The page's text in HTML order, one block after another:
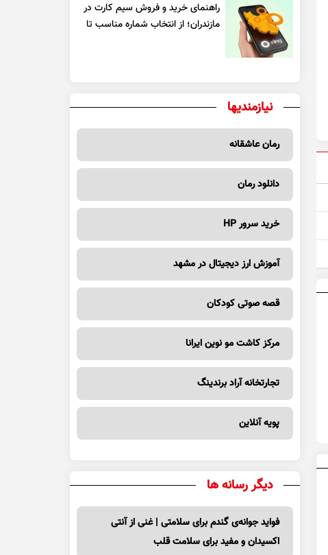
راهنمای خرید و فروش سیم کارت در
مازندران؛ از انتخاب شماره مناسب تا
نیازمندیها
رمان عاشقانه
دانلود رمان
خرید سرور HP
آموزش ارز دیجیتال در مشهد
قصه صوتی کودکان
مرکز کاشت مو نوین ایرانا
تجارتخانه آراد برندینگ
پویه آنلاین
دیگر رسانه ها
فواید جوانه‌ی گندم برای سلامتی | غنی از آنتی
اکسیدان و مفید برای سلامت قلب